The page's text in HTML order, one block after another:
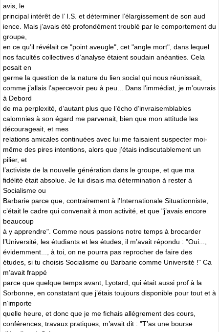
avis, le
principal intérêt de l’ I.S. et déterminer l’élargissement de son aud
ience. Mais j’avais été profondément troublé par le comportement du
groupe,
en ce qu’il révélait ce "point aveugle", cet "angle mort", dans lequel
nos facultés collectives d’analyse étaient soudain anéanties. Cela
posait en
germe la question de la nature du lien social qui nous réunissait,
comme j’allais l’apercevoir peu à peu... Dans l’immédiat, je m’ouvrais
à Debord
de ma perplexité, d’autant plus que l’écho d’invraisemblables
calomnies à son égard me parvenait, bien que mon attitude les
décourageait, et mes
relations amicales continuées avec lui me faisaient suspecter moi-
même des pires intentions, alors que j’étais indiscutablement un
pilier, et
l’activiste de la nouvelle génération dans le groupe, et que ma
fidélité était absolue. Je lui disais ma détermination à rester à
Socialisme ou
Barbarie parce que, contrairement à l’Internationale Situationniste,
c’était le cadre qui convenait à mon activité, et que "j’avais encore
beaucoup
à y apprendre". Comme nous passions notre temps à brocarder
l’Université, les étudiants et les études, il m’avait répondu : "Oui...,
évidemment..., à toi, on ne pourra pas reprocher de faire des
études, si tu choisis Socialisme ou Barbarie comme Université !" Ca
m’avait frappé
parce que quelque temps avant, Lyotard, qui était aussi prof à la
Sorbonne, en constatant que j’étais toujours disponible pour tout et à
n’importe
quelle heure, et donc que je me fichais allégrement des cours,
conférences, travaux pratiques, m’avait dit : "T’as une bourse